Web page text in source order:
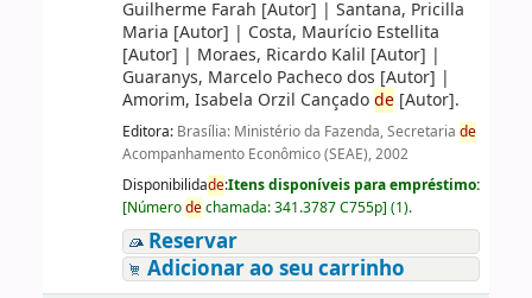
Guilherme Farah [Autor] | Santana, Pricilla
Maria [Autor] | Costa, Maurício Estellita
[Autor] | Moraes, Ricardo Kalil [Autor] |
Guaranys, Marcelo Pacheco dos [Autor] |
Amorim, Isabela Orzil Cançadode[Autor].
Editora: Brasília: Ministério da Fazenda, Secretaria de
Acompanhamento Econômico (SEAE), 2002
Disponibilidade:Itens disponíveis para empréstimo:
[Númerodechamada:341.3787 C755p] (1).
Reservar
Adicionar ao seu carrinho